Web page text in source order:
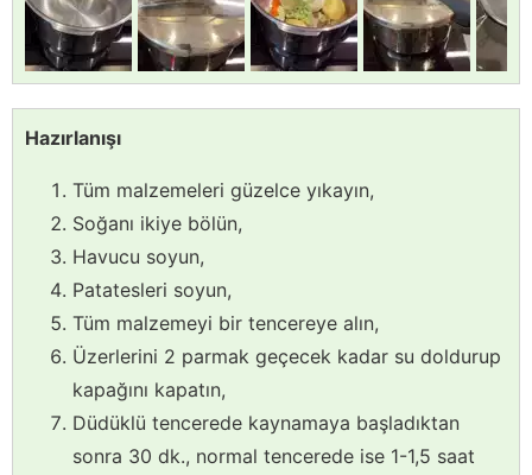
Hazırlanışı
Tüm malzemeleri güzelce yıkayın,
Soğanı ikiye bölün,
Havucu soyun,
Patatesleri soyun,
Tüm malzemeyi bir tencereye alın,
Üzerlerini 2 parmak geçecek kadar su doldurup
kapağını kapatın,
Düdüklü tencerede kaynamaya başladıktan
sonra 30 dk., normal tencerede ise 1-1,5 saat